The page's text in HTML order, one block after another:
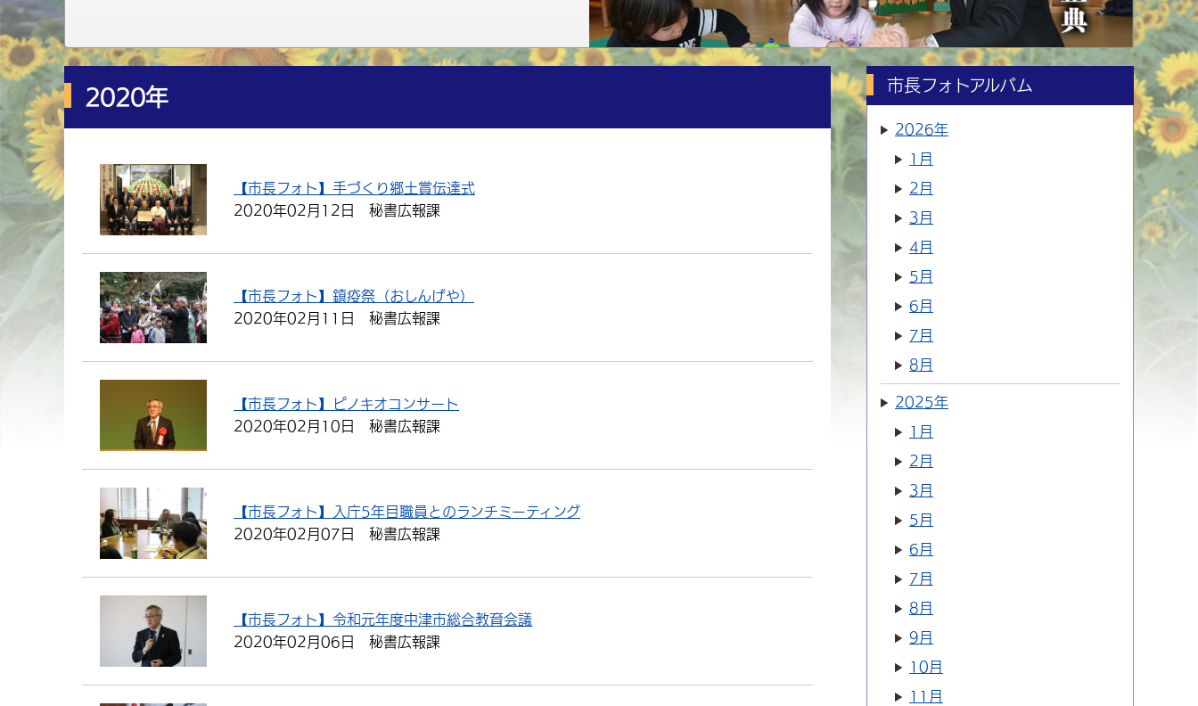
2020年
【市長フォト】手づくり郷土賞伝達式
2020年02月12日
秘書広報課
【市長フォト】鎮疫祭（おしんげや）
2020年02月11日
秘書広報課
【市長フォト】ピノキオコンサート
2020年02月10日
秘書広報課
【市長フォト】入庁5年目職員とのランチミーティング
2020年02月07日
秘書広報課
【市長フォト】令和元年度中津市総合教育会議
2020年02月06日
秘書広報課
市長フォトアルバム
2026年
1月
2月
3月
4月
5月
6月
7月
8月
2025年
1月
2月
3月
5月
6月
7月
8月
9月
10月
11月